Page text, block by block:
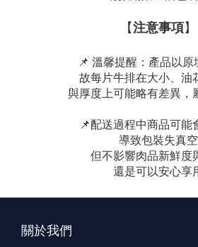
【注意事項】
📌 溫馨提醒： 產品以原
故每片牛排在大小、油
與厚度上可能略有差異，
📌配送過程中商品可能
導致包裝失真空
但不影響肉品新鮮度
還是可以安心享
關於我們